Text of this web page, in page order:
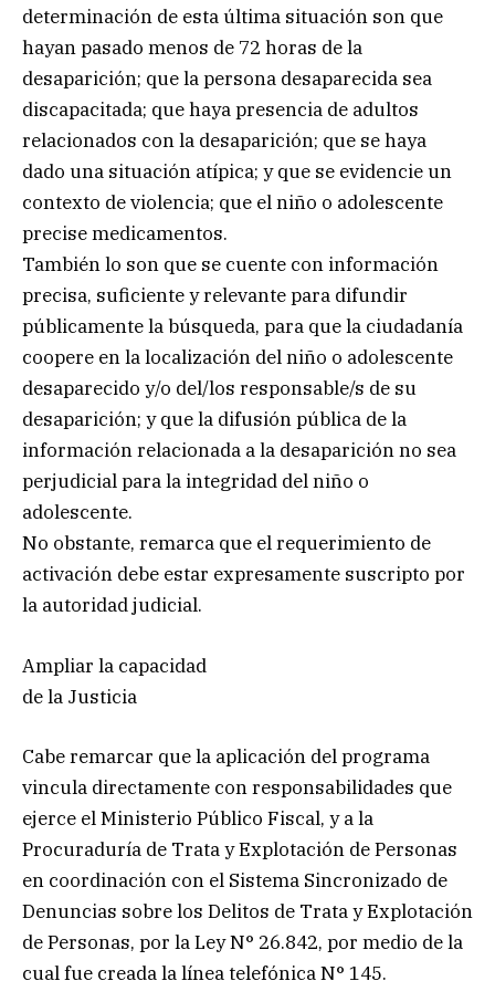
determinación de esta última situación son que
hayan pasado menos de 72 horas de la
desaparición; que la persona desaparecida sea
discapacitada; que haya presencia de adultos
relacionados con la desaparición; que se haya
dado una situación atípica; y que se evidencie un
contexto de violencia; que el niño o adolescente
precise medicamentos.
También lo son que se cuente con información
precisa, suficiente y relevante para difundir
públicamente la búsqueda, para que la ciudadanía
coopere en la localización del niño o adolescente
desaparecido y/o del/los responsable/s de su
desaparición; y que la difusión pública de la
información relacionada a la desaparición no sea
perjudicial para la integridad del niño o
adolescente.
No obstante, remarca que el requerimiento de
activación debe estar expresamente suscripto por
la autoridad judicial.
Ampliar la capacidad
de la Justicia
Cabe remarcar que la aplicación del programa
vincula directamente con responsabilidades que
ejerce el Ministerio Público Fiscal, y a la
Procuraduría de Trata y Explotación de Personas
en coordinación con el Sistema Sincronizado de
Denuncias sobre los Delitos de Trata y Explotación
de Personas, por la Ley N° 26.842, por medio de la
cual fue creada la línea telefónica N° 145.